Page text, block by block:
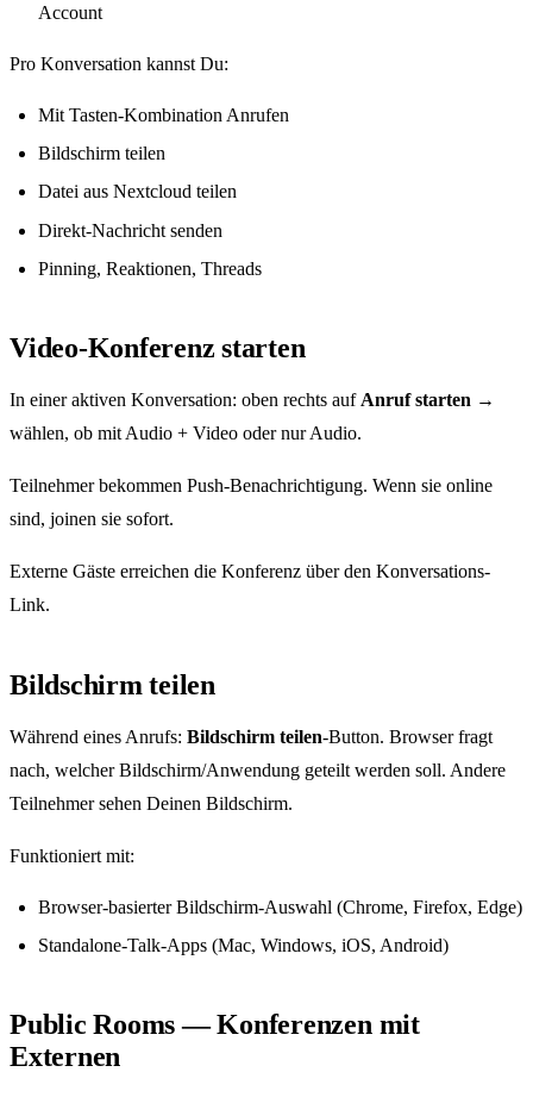
Account
Pro Konversation kannst Du:
Mit Tasten-Kombination Anrufen
Bildschirm teilen
Datei aus Nextcloud teilen
Direkt-Nachricht senden
Pinning, Reaktionen, Threads
Video-Konferenz starten
In einer aktiven Konversation: oben rechts auf Anruf starten →
wählen, ob mit Audio + Video oder nur Audio.
Teilnehmer bekommen Push-Benachrichtigung. Wenn sie online
sind, joinen sie sofort.
Externe Gäste erreichen die Konferenz über den Konversations-
Link.
Bildschirm teilen
Während eines Anrufs: Bildschirm teilen-Button. Browser fragt
nach, welcher Bildschirm/Anwendung geteilt werden soll. Andere
Teilnehmer sehen Deinen Bildschirm.
Funktioniert mit:
Browser-basierter Bildschirm-Auswahl (Chrome, Firefox, Edge)
Standalone-Talk-Apps (Mac, Windows, iOS, Android)
Public Rooms — Konferenzen mit
Externen